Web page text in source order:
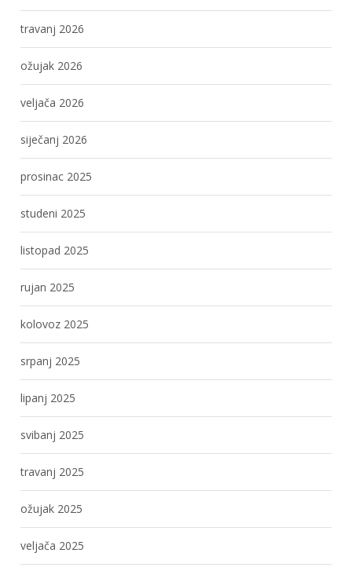
travanj 2026
ožujak 2026
veljača 2026
siječanj 2026
prosinac 2025
studeni 2025
listopad 2025
rujan 2025
kolovoz 2025
srpanj 2025
lipanj 2025
svibanj 2025
travanj 2025
ožujak 2025
veljača 2025